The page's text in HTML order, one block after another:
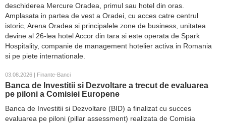
deschiderea Mercure Oradea, primul sau hotel din oras.
Amplasata in partea de vest a Oradei, cu acces catre centrul
istoric, Arena Oradea si principalele zone de business, unitatea
devine al 26-lea hotel Accor din tara si este operata de Spark
Hospitality, companie de management hotelier activa in Romania
si pe piete internationale.
03.08.2026 | Finante-Banci
Banca de Investitii si Dezvoltare a trecut de evaluarea
pe piloni a Comisiei Europene
Banca de Investitii si Dezvoltare (BID) a finalizat cu succes
evaluarea pe piloni (pillar assessment) realizata de Comisia